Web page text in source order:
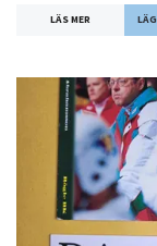
LÄS MER